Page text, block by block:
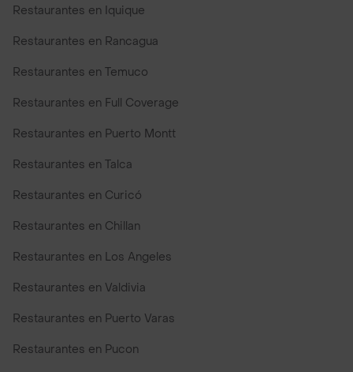
Restaurantes en Iquique
Restaurantes en Rancagua
Restaurantes en Temuco
Restaurantes en Full Coverage
Restaurantes en Puerto Montt
Restaurantes en Talca
Restaurantes en Curicó
Restaurantes en Chillan
Restaurantes en Los Angeles
Restaurantes en Valdivia
Restaurantes en Puerto Varas
Restaurantes en Pucon